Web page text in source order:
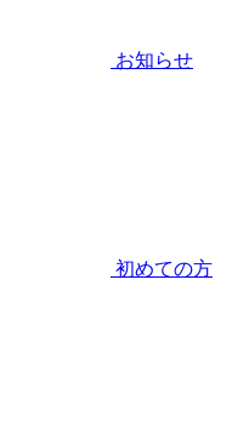
お知らせ
初めての方